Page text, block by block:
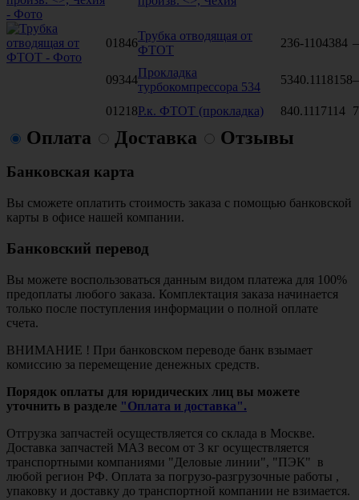
01846
Трубка отводящая от
ФТОТ
236-1104384
09344
Прокладка
турбокомпрессора 534
5340.1118158
01218Р.к. ФТОТ (прокладка) 840.1117114
Оплата Доставка Отзывы
Банковская карта
Вы сможете оплатить стоимость заказа с помощью банковской
карты в офисе нашей компании.
Банковский перевод
Вы можете воспользоваться данным видом платежа для 100%
предоплаты любого заказа. Комплектация заказа начинается
только после поступления информации о полной оплате
счета.
ВНИМАНИЕ ! При банковском переводе банк взымает
комиссию за перемещение денежных средств.
Порядок оплаты для юридических лиц вы можете
уточнить в разделе "Оплата и доставка".
Отгрузка запчастей осуществляется со склада в Москве.
Доставка запчастей МАЗ весом от 3 кг осуществляется
транспортными компаниями "Деловые линии", "ПЭК" в
любой регион РФ. Оплата за погрузо-разгрузочные работы ,
упаковку и доставку до транспортной компании не взимается.